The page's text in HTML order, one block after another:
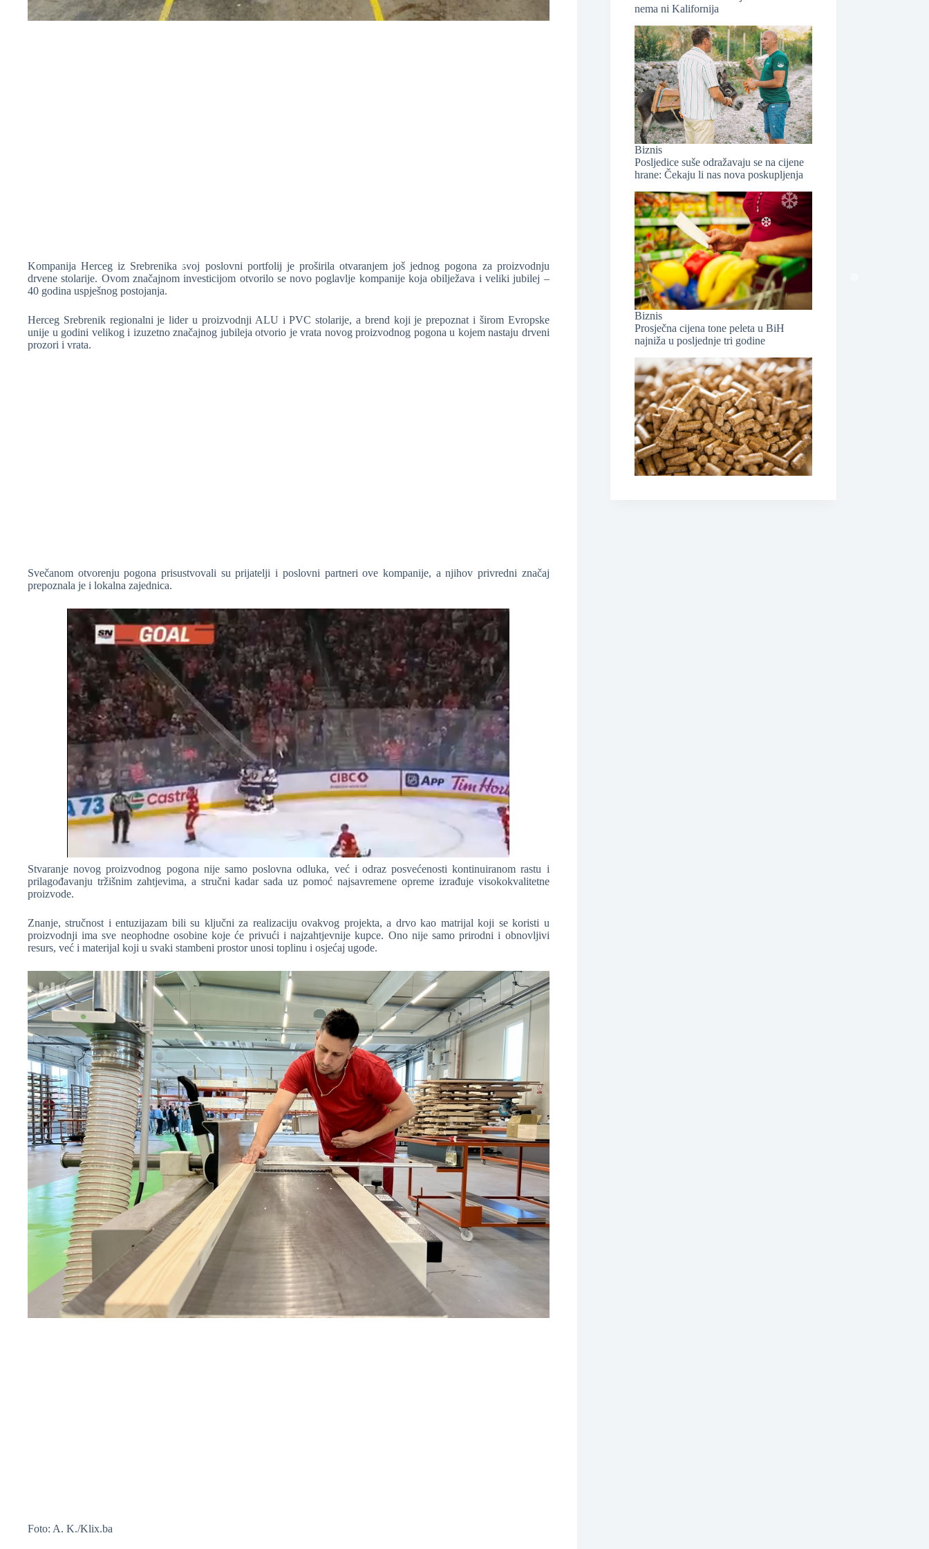
Kompanija Herceg iz Srebrenika svoj poslovni portfolij je proširila otvaranjem još jednog pogona za proizvodnju
drvene stolarije. Ovom značajnom investicijom otvorilo se novo poglavlje kompanije koja obilježava i veliki jubilej –
40 godina uspješnog postojanja.
Herceg Srebrenik regionalni je lider u proizvodnji ALU i PVC stolarije, a brend koji je prepoznat i širom Evropske
unije u godini velikog i izuzetno značajnog jubileja otvorio je vrata novog proizvodnog pogona u kojem nastaju drveni
prozori i vrata.
Svečanom otvorenju pogona prisustvovali su prijatelji i poslovni partneri ove kompanije, a njihov privredni značaj
prepoznala je i lokalna zajednica.
Stvaranje novog proizvodnog pogona nije samo poslovna odluka, već i odraz posvećenosti kontinuiranom rastu i
prilagođavanju tržišnim zahtjevima, a stručni kadar sada uz pomoć najsavremene opreme izrađuje visokokvalitetne
proizvode.
Znanje, stručnost i entuzijazam bili su ključni za realizaciju ovakvog projekta, a drvo kao matrijal koji se koristi u
proizvodnji ima sve neophodne osobine koje će privući i najzahtjevnije kupce. Ono nije samo prirodni i obnovljivi
resurs, već i materijal koji u svaki stambeni prostor unosi toplinu i osjećaj ugode.
Foto: A. K./Klix.ba
nema ni Kalifornija
Biznis
Posljedice suše odražavaju se na cijene
hrane: Čekaju li nas nova poskupljenja
Biznis
Prosječna cijena tone peleta u BiH
najniža u posljednje tri godine
❆
❆
❆